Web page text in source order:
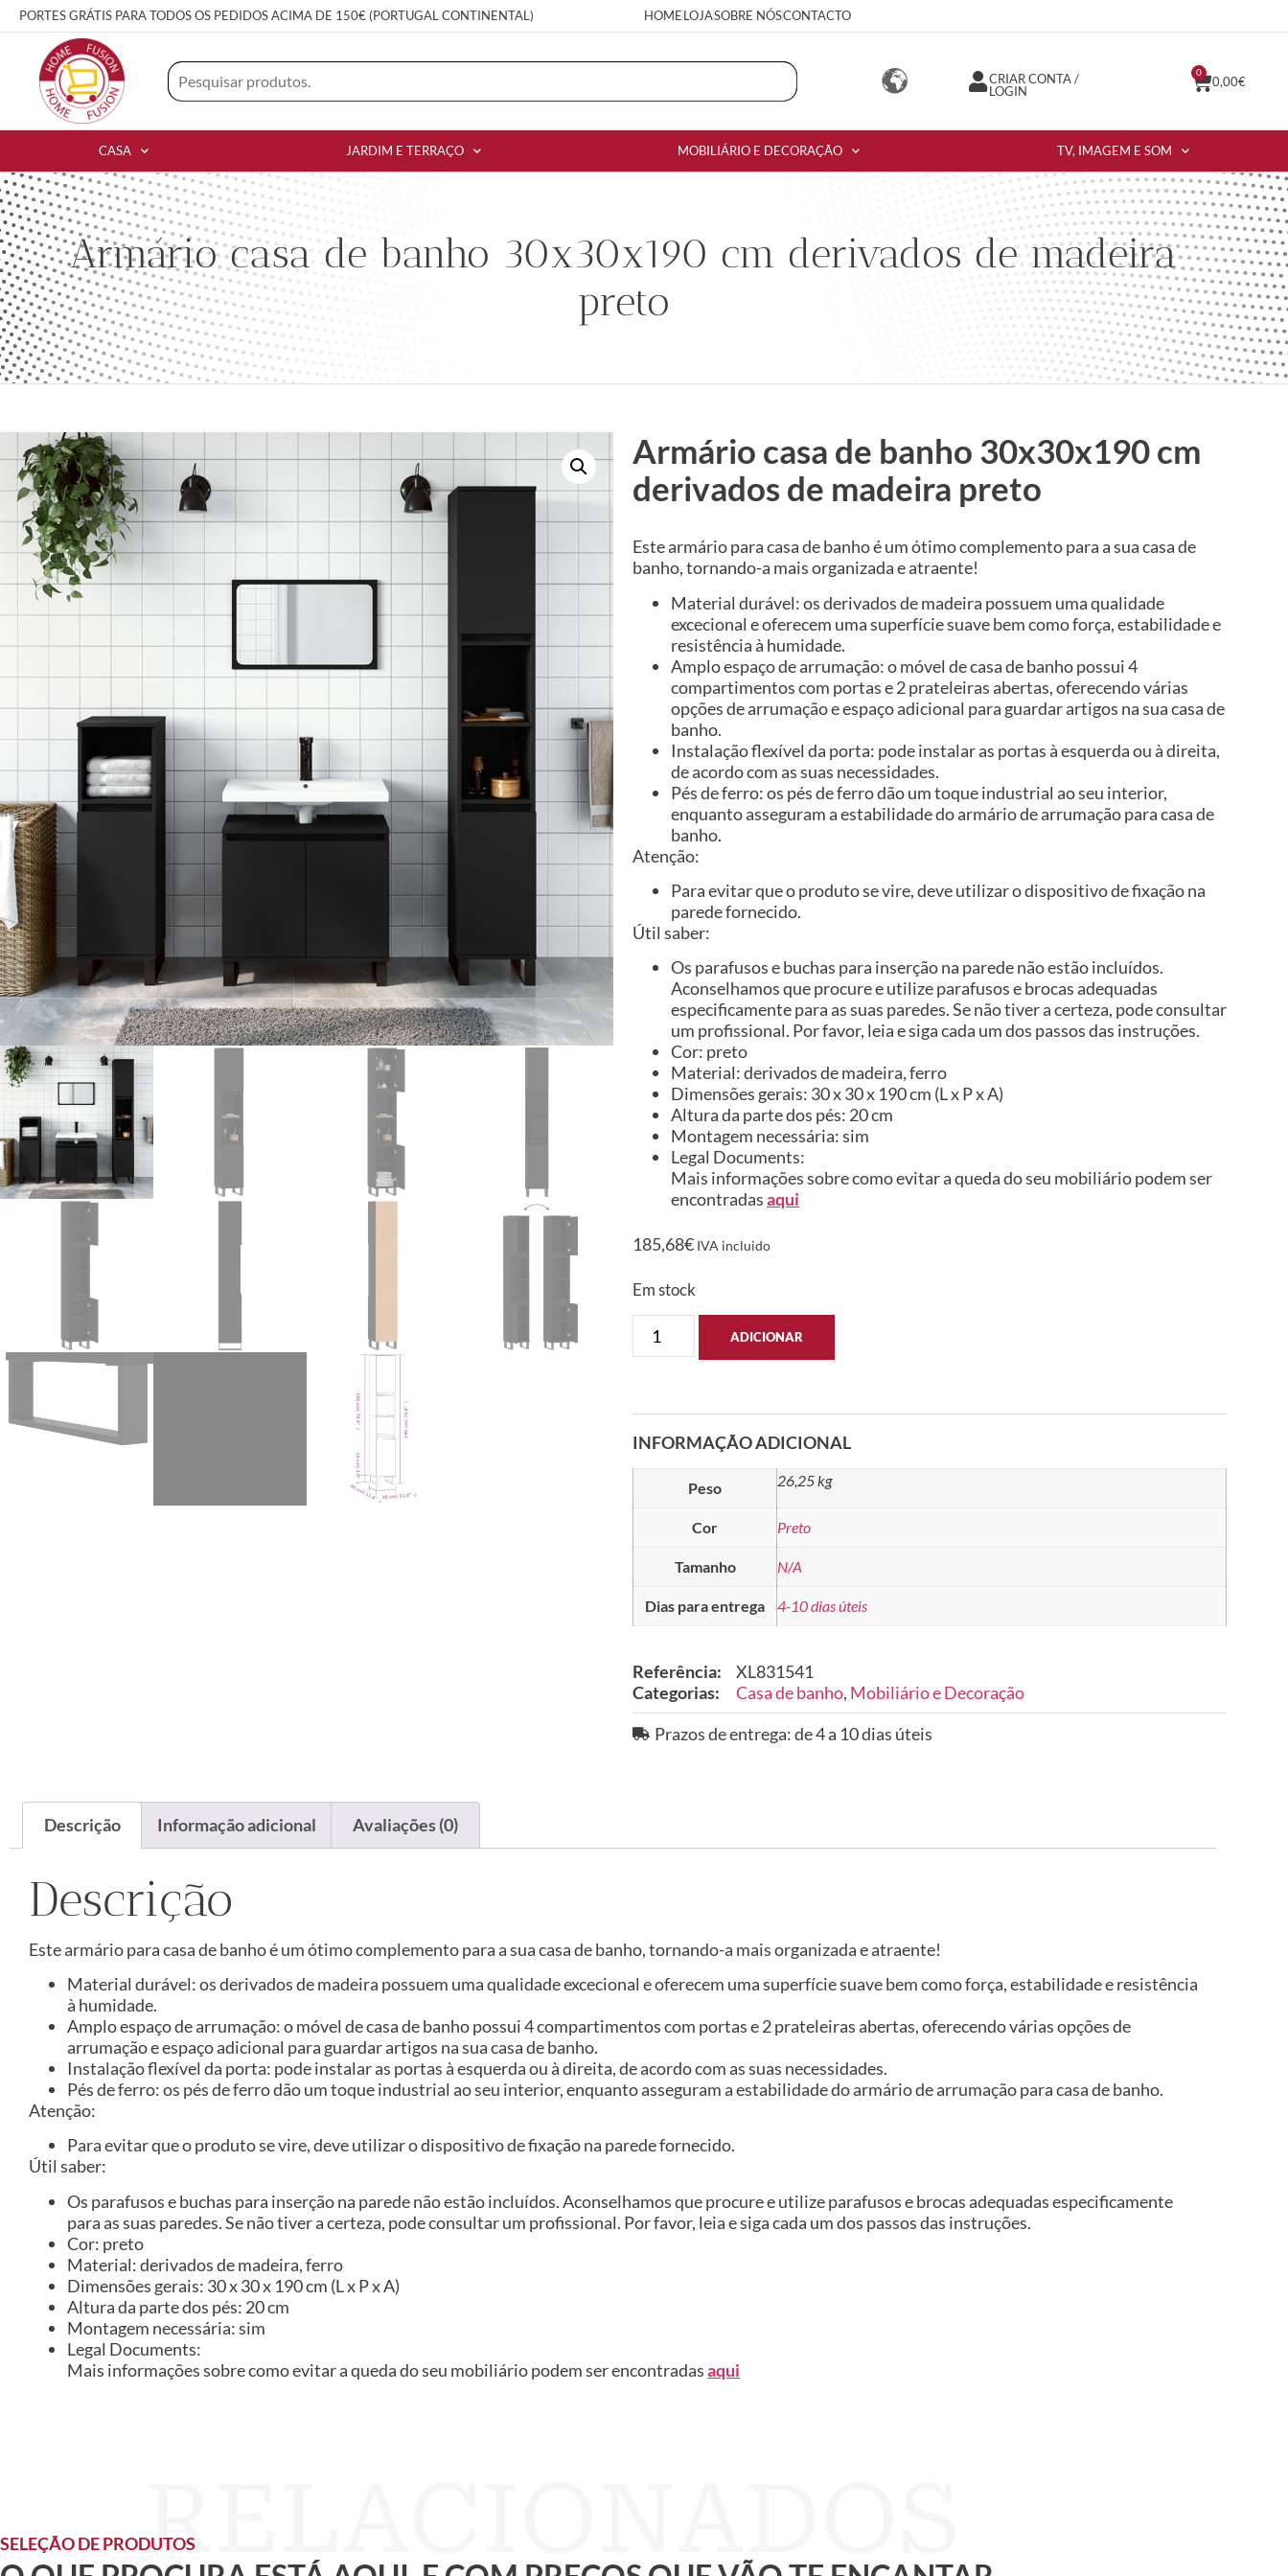
PORTES GRÁTIS PARA TODOS OS PEDIDOS ACIMA DE 150€ (PORTUGAL CONTINENTAL) HOMELOJASOBRE NÓSCONTACTO
CRIAR CONTA /
LOGIN
0,00€
0
CASA JARDIM E TERRAÇO MOBILIÁRIO E DECORAÇÃO TV, IMAGEM E SOM
Armário casa de banho 30x30x190 cm derivados de madeira
preto
Armário casa de banho 30x30x190 cm
derivados de madeira preto
Este armário para casa de banho é um ótimo complemento para a sua casa de
banho, tornando-a mais organizada e atraente!
Material durável: os derivados de madeira possuem uma qualidade
excecional e oferecem uma superfície suave bem como força, estabilidade e
resistência à humidade.
Amplo espaço de arrumação: o móvel de casa de banho possui 4
compartimentos com portas e 2 prateleiras abertas, oferecendo várias
opções de arrumação e espaço adicional para guardar artigos na sua casa de
banho.
Instalação flexível da porta: pode instalar as portas à esquerda ou à direita,
de acordo com as suas necessidades.
Pés de ferro: os pés de ferro dão um toque industrial ao seu interior,
enquanto asseguram a estabilidade do armário de arrumação para casa de
banho.
Atenção:
Para evitar que o produto se vire, deve utilizar o dispositivo de fixação na
parede fornecido.
Útil saber:
Os parafusos e buchas para inserção na parede não estão incluídos.
Aconselhamos que procure e utilize parafusos e brocas adequadas
especificamente para as suas paredes. Se não tiver a certeza, pode consultar
um profissional. Por favor, leia e siga cada um dos passos das instruções.
Cor: preto
Material: derivados de madeira, ferro
Dimensões gerais: 30 x 30 x 190 cm (L x P x A)
Altura da parte dos pés: 20 cm
Montagem necessária: sim
Legal Documents:
Mais informações sobre como evitar a queda do seu mobiliário podem ser
encontradasaqui
185,68€ IVA incluido
Em stock
ADICIONAR
INFORMAÇÃO ADICIONAL
Peso 26,25 kg
Cor Preto
Tamanho N/A
Dias para entrega 4-10 dias úteis
Referência:
XL831541
Categorias:
Casa de banho, Mobiliário e Decoração
Prazos de entrega: de 4 a 10 dias úteis
Descrição Informação adicional Avaliações (0)
Descrição
Este armário para casa de banho é um ótimo complemento para a sua casa de banho, tornando-a mais organizada e atraente!
Material durável: os derivados de madeira possuem uma qualidade excecional e oferecem uma superfície suave bem como força, estabilidade e resistência
à humidade.
Amplo espaço de arrumação: o móvel de casa de banho possui 4 compartimentos com portas e 2 prateleiras abertas, oferecendo várias opções de
arrumação e espaço adicional para guardar artigos na sua casa de banho.
Instalação flexível da porta: pode instalar as portas à esquerda ou à direita, de acordo com as suas necessidades.
Pés de ferro: os pés de ferro dão um toque industrial ao seu interior, enquanto asseguram a estabilidade do armário de arrumação para casa de banho.
Atenção:
Para evitar que o produto se vire, deve utilizar o dispositivo de fixação na parede fornecido.
Útil saber:
Os parafusos e buchas para inserção na parede não estão incluídos. Aconselhamos que procure e utilize parafusos e brocas adequadas especificamente
para as suas paredes. Se não tiver a certeza, pode consultar um profissional. Por favor, leia e siga cada um dos passos das instruções.
Cor: preto
Material: derivados de madeira, ferro
Dimensões gerais: 30 x 30 x 190 cm (L x P x A)
Altura da parte dos pés: 20 cm
Montagem necessária: sim
Legal Documents:
Mais informações sobre como evitar a queda do seu mobiliário podem ser encontradasaqui
SELEÇÃO DE PRODUTOS